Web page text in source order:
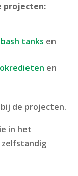
projecten:
tanks en
en
de projecten.
in het